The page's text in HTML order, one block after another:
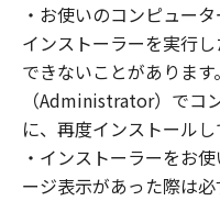
2. RESTRICTIONS
You shall not use
expressly granted
shall not assign,
loan, convey or
SOFTWARE. You
convert to another
・お使いのコンピュー
インストーラーを実行
できないことがありま
（Administrator）でコ
に、再度インストールし
・インストーラーをお
ージ表示があった際は